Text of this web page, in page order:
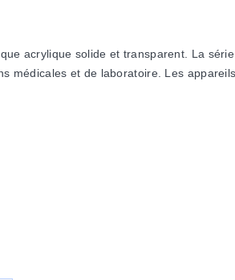
acrylique solide et transparent. La
médicales et de laboratoire. Les